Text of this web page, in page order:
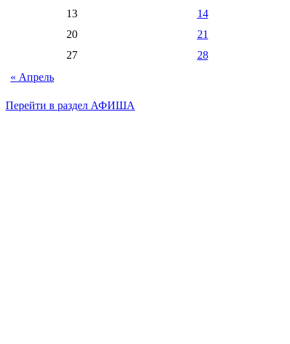
13
14
20
21
27
28
« Апрель
Перейти в раздел АФИША